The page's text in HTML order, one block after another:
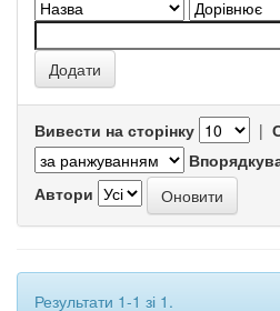
Вивести на сторінку |
Автори
Результати 1-1 зі 1.